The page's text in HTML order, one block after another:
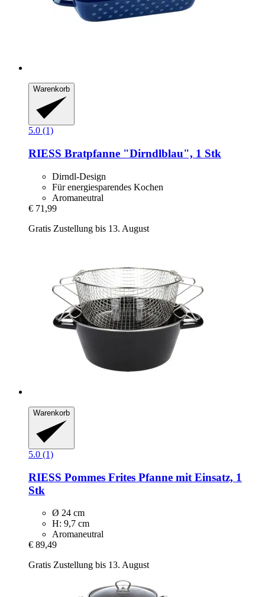
Warenkorb
5.0 (1)
RIESS Bratpfanne "Dirndlblau", 1 Stk
Dirndl-Design
Für energiesparendes Kochen
Aromaneutral
€ 71,99
Gratis Zustellung bis 13. August
Warenkorb
5.0 (1)
RIESS Pommes Frites Pfanne mit Einsatz, 1
Stk
Ø 24 cm
H: 9,7 cm
Aromaneutral
€ 89,49
Gratis Zustellung bis 13. August